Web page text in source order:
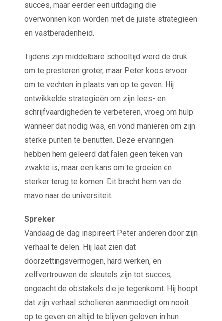
succes, maar eerder een uitdaging die
overwonnen kon worden met de juiste strategieën
en vastberadenheid.
Tijdens zijn middelbare schooltijd werd de druk
om te presteren groter, maar Peter koos ervoor
om te vechten in plaats van op te geven. Hij
ontwikkelde strategieën om zijn lees- en
schrijfvaardigheden te verbeteren, vroeg om hulp
wanneer dat nodig was, en vond manieren om zijn
sterke punten te benutten. Deze ervaringen
hebben hem geleerd dat falen geen teken van
zwakte is, maar een kans om te groeien en
sterker terug te komen. Dit bracht hem van de
mavo naar de universiteit.
Spreker
Vandaag de dag inspireert Peter anderen door zijn
verhaal te delen. Hij laat zien dat
doorzettingsvermogen, hard werken, en
zelfvertrouwen de sleutels zijn tot succes,
ongeacht de obstakels die je tegenkomt. Hij hoopt
dat zijn verhaal scholieren aanmoedigt om nooit
op te geven en altijd te blijven geloven in hun